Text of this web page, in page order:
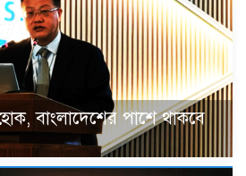
হোক, বাংলাদেশের পাশে থাকবে